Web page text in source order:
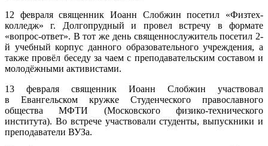
12 февраля священник Иоанн Слобжин посетил «Физтех-
колледж» г. Долгопрудный и провел встречу в формате
«вопрос-ответ». В тот же день священнослужитель посетил 2-
й учебный корпус данного образовательного учреждения, а
также провёл беседу за чаем с преподавательским составом и
молодёжными активистами.
13 февраля священник Иоанн Слобжин участвовал
в Евангельском кружке Студенческого православного
общества МФТИ (Московского физико-технического
института). Во встрече участвовали студенты, выпускники и
преподаватели ВУЗа.